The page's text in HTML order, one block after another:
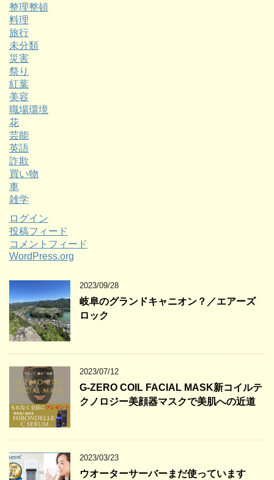
整理整頓
料理
旅行
未分類
災害
祭り
紅葉
美容
職場環境
花
芸能
英語
詐欺
買い物
車
雑学
ログイン
投稿フィード
コメントフィード
WordPress.org
2023/09/28
岐阜のグランドキャニオン？／エアーズ
ロック
2023/07/12
G-ZERO COIL FACIAL MASK新コイルテ
クノロジー美顔器マスクで美肌への近道
2023/03/23
ウオーターサーバーまだ使っています